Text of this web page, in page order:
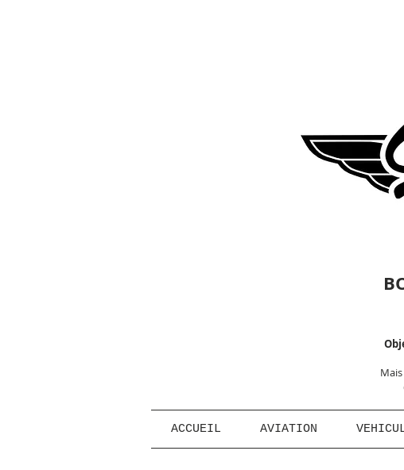
ACCUEIL AVIATION